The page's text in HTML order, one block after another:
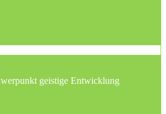
geistige Entwicklung